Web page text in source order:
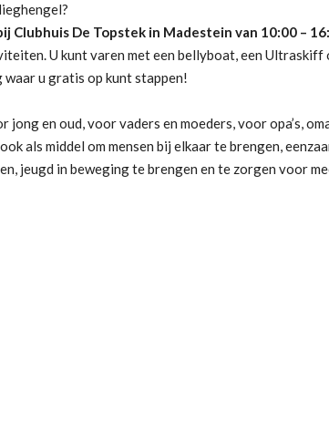
Clubhuis De Topstek in Madestein van 10:00 –
U kunt varen met een bellyboat, een Ultraskiff
u gratis op kunt stappen!
en oud, voor vaders en moeders, voor opa’s,
als middel om mensen bij elkaar te brengen,
jeugd in beweging te brengen en te zorgen voor